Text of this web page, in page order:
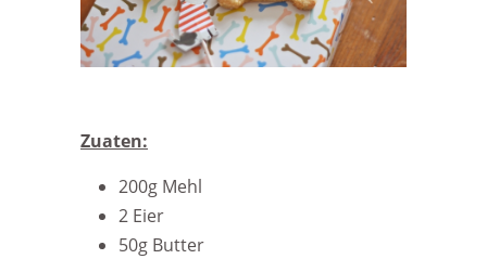
Zuaten:
200g Mehl
2 Eier
50g Butter